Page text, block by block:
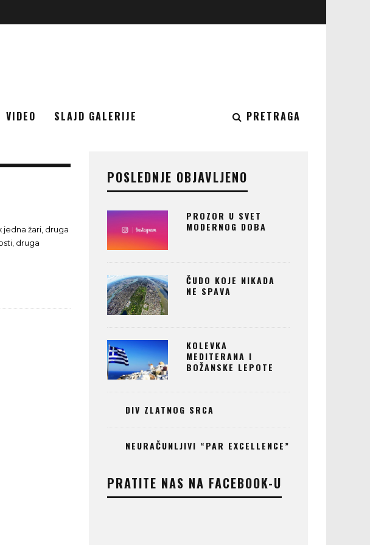
VIDEO SLAJD GALERIJE PRETRAGA
jedna žari, druga
druga
POSLEDNJE OBJAVLJENO
PROZOR U SVET
MODERNOG DOBA
ČUDO KOJE NIKADA
NE SPAVA
KOLEVKA
MEDITERANA I
BOŽANSKE LEPOTE
DIV ZLATNOG SRCA
NEURAČUNLJIVI “PAR EXCELLENCE”
PRATITE NAS NA FACEBOOK-U